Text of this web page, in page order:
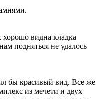
видна кладка
подняться не удалось
бы красивый вид. Все же
из мечети и двух